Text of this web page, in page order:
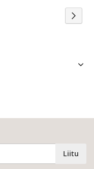
Liitu